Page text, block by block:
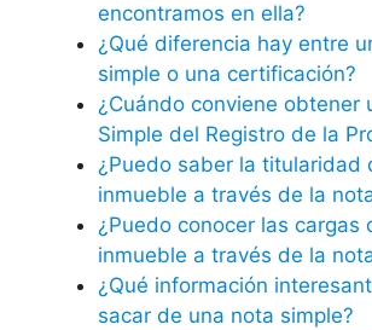
encontramos en ella?
¿Qué diferencia hay entre
simple o una certificación?
¿Cuándo conviene obtener
Simple del Registro de la
¿Puedo saber la titularidad
inmueble a través de la
¿Puedo conocer las cargas
inmueble a través de la
¿Qué información
sacar de una nota simple?